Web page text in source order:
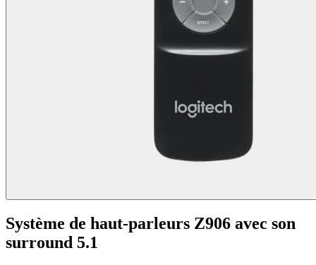
Système de haut-parleurs Z906 avec son
surround 5.1